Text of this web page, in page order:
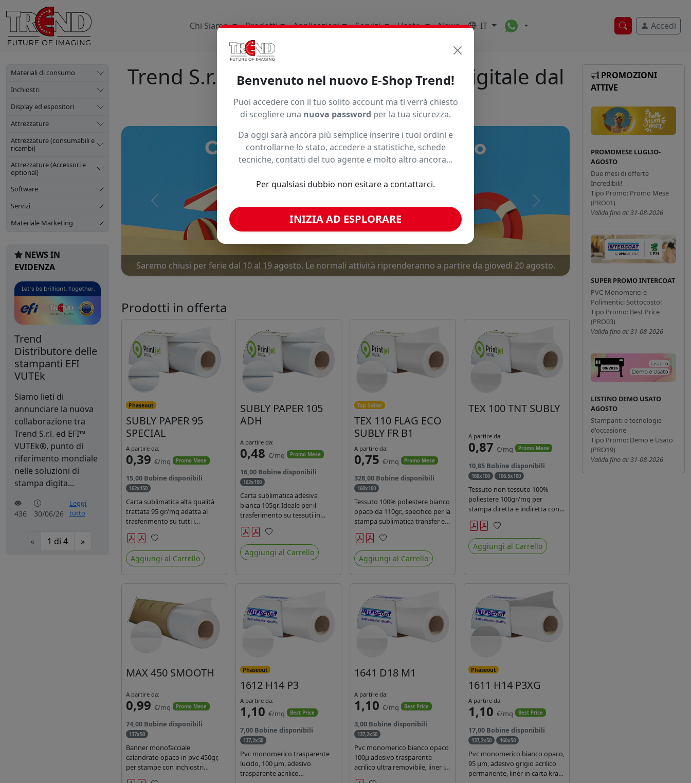
Ricerca veloce
Accedi
Chi Siamo Prodotti Applicazioni Servizi Usato News IT Toggle Dropdown
Materiali di consumo
Inchiostri
Display ed espositori
Attrezzature
Attrezzature (consumabili e
ricambi)
Attrezzature (Accessori e
optional)
Software
Servizi
Materiale Marketing
NEWS IN
EVIDENZA
Trend
Distributore delle
stampanti EFI
VUTEk
Siamo lieti di
annunciare la nuova
collaborazione tra
Trend S.r.l. ed EFI™
VUTEk®, punto di
riferimento mondiale
nelle soluzioni di
stampa digita...
436 30/06/26
Leggi
tutto
« 1 di 4 »
Trend S.r.l.
Supporti per la stampa digitale dal
1997
Saremo chiusi per ferie dal 10 al 19 agosto. Le normali attività riprenderanno a partire da giovedì 20 agosto.
Precedente Successivo
Prodotti in offerta
Phaseout
SUBLY PAPER 95
SPECIAL
A partire da:
0,39 €/mq Promo Mese
15,00 Bobine disponibili
162x150
Carta sublimatica alta qualità
trattata 95 gr/mq adatta al
trasferimento su tutti i
materiali in poliestere.
Preferiti
Aggiungi al Carrello
SUBLY PAPER 105
ADH
A partire da:
0,48 €/mq Promo Mese
16,00 Bobine disponibili
162x100
Carta sublimatica adesiva
bianca 105gr. Ideale per il
trasferimento su tessuti in
poliestere nel settore
sportwear .
Preferiti
Aggiungi al Carrello
Top Seller
TEX 110 FLAG ECO
SUBLY FR B1
A partire da:
0,75 €/mq Promo Mese
328,00 Bobine disponibili
160x100
Tessuto 100% poliestere bianco
opaco da 110gr., specifico per la
stampa sublimatica transfer e
diretta. Ideale per la
realizzazione di stendardi e
bandiere, grazie al passaggio
dell'inchiostro su entrambi i
Preferiti
Aggiungi al Carrello
TEX 100 TNT SUBLY
A partire da:
0,87 €/mq Promo Mese
10,85 Bobine disponibili
160x100 106.5x100
Tessuto non tessuto 100%
poliestere 100gr/mq per
stampa diretta e indiretta con
inchiostro sublimatico, latex e
uv.
Preferiti
Aggiungi al Carrello
MAX 450 SMOOTH
A partire da:
0,99 €/mq Promo Mese
74,00 Bobine disponibili
137x50
Banner monofacciale
calandrato opaco in pvc 450gr,
per stampe con inchiostri
solvente ed ecosolvente , uv e
Phaseout
1612 H14 P3
A partire da:
1,10 €/mq Best Price
7,00 Bobine disponibili
137,2x50
Pvc monomerico trasparente
lucido, 100 µm, adesivo
trasparente acrilico
1641 D18 M1
A partire da:
1,10 €/mq Best Price
3,00 Bobine disponibili
137,2x50
Pvc monomerico bianco opaco
100µ adesivo trasparente
acrilico ultra removibile, liner in
carta kraft da 140gr/mq. Durata
Phaseout
1611 H14 P3XG
A partire da:
1,10 €/mq Best Price
17,00 Bobine disponibili
137,2x50 160x50
Pvc monomerico bianco opaco,
95 µm, adesivo grigio acrilico
permanente, liner in carta kraft
PROMOZIONI
ATTIVE
PROMOMESE LUGLIO-
AGOSTO
Due mesi di offerte
Incredibili!
Tipo Promo: Promo Mese
(PRO01)
Valida fino al: 31-08-2026
SUPER PROMO INTERCOAT
PVC Monomerici e
Polimentici Sottocosto!
Tipo Promo: Best Price
(PRO03)
Valida fino al: 31-08-2026
LISTINO DEMO USATO
AGOSTO
Stampanti e tecnologie
d'occasione
Tipo Promo: Demo e Usato
(PRO19)
Valida fino al: 31-08-2026
Benvenuto nel nuovo E-Shop Trend!
Puoi accedere con il tuo solito account ma ti verrà chiesto
di scegliere una nuova password per la tua sicurezza.
Da oggi sarà ancora più semplice inserire i tuoi ordini e
controllarne lo stato, accedere a statistiche, schede
tecniche, contatti del tuo agente e molto altro ancora...
Per qualsiasi dubbio non esitare a contattarci.
INIZIA AD ESPLORARE